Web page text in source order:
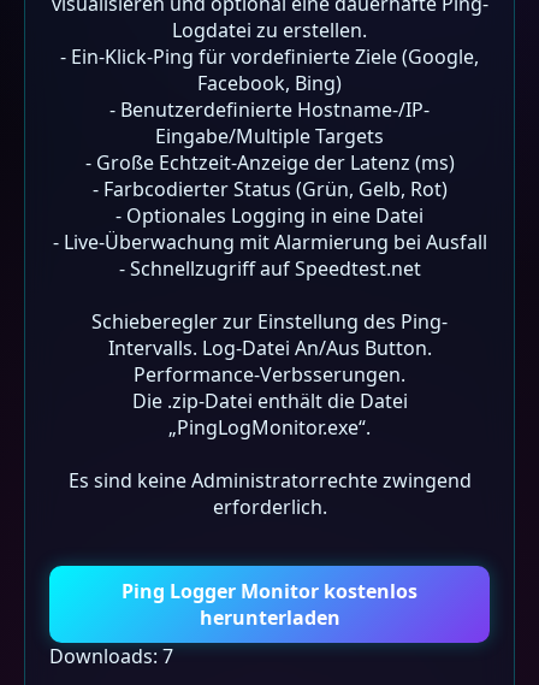
Logdatei zu erstellen.
- Ein-Klick-Ping für vordefinierte Ziele (Google,
Facebook, Bing)
- Benutzerdefinierte Hostname-/IP-
Eingabe/Multiple Targets
- Große Echtzeit-Anzeige der Latenz (ms)
- Farbcodierter Status (Grün, Gelb, Rot)
- Optionales Logging in eine Datei
- Live-Überwachung mit Alarmierung bei Ausfall
- Schnellzugriff auf Speedtest.net
Schieberegler zur Einstellung des Ping-
Intervalls. Log-Datei An/Aus Button.
Performance-Verbsserungen.
Die .zip-Datei enthält die Datei
„PingLogMonitor.exe“.
Es sind keine Administratorrechte zwingend
erforderlich.
Ping Logger Monitor kostenlos
herunterladen
Downloads: 7